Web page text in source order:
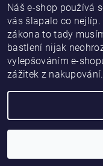
NABÍJECÍ
Náš e-shop používá
vás šlapalo co
zákona to tady
bastlení nijak
vylepšováním e-
zážitek z nakupování.